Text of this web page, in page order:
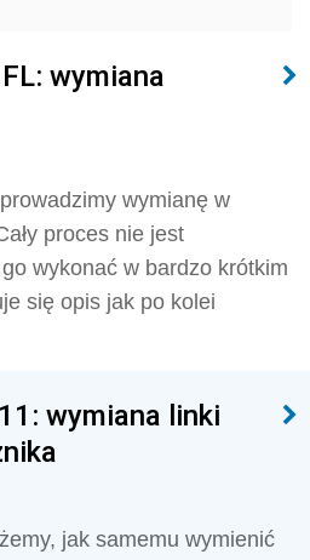
wymiana
wymianę w
proces nie jest
wykonać w bardzo krótkim
się opis jak po kolei
wymiana linki
jak samemu wymienić